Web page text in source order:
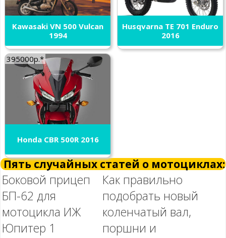
Kawasaki VN 500 Vulcan
1994
Husqvarna TE 701 Enduro
2016
395000р.*
Honda CBR 500R 2016
Пять случайных статей о мотоциклах:
Боковой прицеп
БП-62 для
мотоцикла ИЖ
Юпитер 1
Как правильно
подобрать новый
коленчатый вал,
поршни и